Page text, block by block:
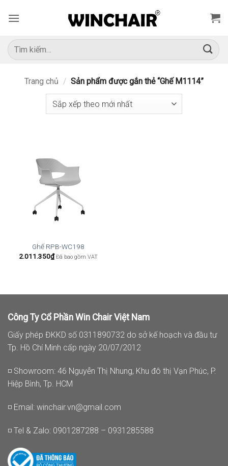
qua
dung
Tìm
kiếm:
Trang chủ / Sản phẩm được gắn thẻ “Ghế M1114”
Ghế RPB-WC198
2.011.350₫ Đã bao gồm VAT
Công Ty Cổ Phần Win Chair Việt Nam
Giấy phép ĐKKD số 0311890732 do sở kế hoạch và đầu tư
Tp. Hồ Chí Minh cấp ngày 20/07/2012
◽ Showroom: 46 Nguyễn Thị Nhung, Khu đô thị Vạn Phúc, P.
Hiệp Bình, Tp. HCM
◽ Email: winchair.vn@gmail.com
◽ Tel & Zalo: 0901287288 – 0931285588